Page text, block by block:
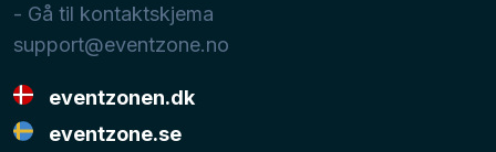
- Gå til kontaktskjema
support@eventzone.no
eventzonen.dk
eventzone.se